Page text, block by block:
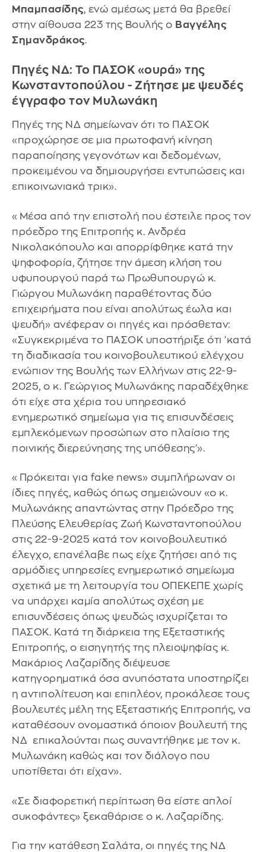
Μπαμπασίδης, ενώ αμέσως μετά θα βρεθεί
στην αίθουσα 223 της Βουλής ο Βαγγέλης
Σημανδράκος.
Πηγές ΝΔ: Το ΠΑΣΟΚ «ουρά» της
Κωνσταντοπούλου - Ζήτησε με ψευδές
έγγραφο τον Μυλωνάκη
Πηγές της ΝΔ σημείωναν ότι το ΠΑΣΟΚ
«προχώρησε σε μια πρωτοφανή κίνηση
παραποίησης γεγονότων και δεδομένων,
προκειμένου να δημιουργήσει εντυπώσεις και
επικοινωνιακά τρικ».
«Μέσα από την επιστολή που έστειλε προς τον
πρόεδρο της Επιτροπής κ. Ανδρέα
Νικολακόπουλο και απορρίφθηκε κατά την
ψηφοφορία, ζήτησε την άμεση κλήση του
υφυπουργού παρά τω Πρωθυπουργώ κ.
Γιώργου Μυλωνάκη παραθέτοντας δύο
επιχειρήματα που είναι απολύτως έωλα και
ψευδή» ανέφεραν οι πηγές και πρόσθεταν:
«Συγκεκριμένα το ΠΑΣΟΚ υποστήριξε ότι 'κατά
τη διαδικασία του κοινοβουλευτικού ελέγχου
ενώπιον της Βουλής των Ελλήνων στις 22-9-
2025, ο κ. Γεώργιος Μυλωνάκης παραδέχθηκε
ότι είχε στα χέρια του υπηρεσιακό
ενημερωτικό σημείωμα για τις επισυνδέσεις
εμπλεκόμενων προσώπων στο πλαίσιο της
ποινικής διερεύνησης της υπόθεσης'».
«Πρόκειται για fake news» συμπλήρωναν οι
ίδιες πηγές, καθώς όπως σημειώνουν «ο κ.
Μυλωνάκης απαντώντας στην Πρόεδρο της
Πλεύσης Ελευθερίας Ζωή Κωνσταντοπούλου
στις 22-9-2025 κατά τον κοινοβουλευτικό
έλεγχο, επανέλαβε πως είχε ζητήσει από τις
αρμόδιες υπηρεσίες ενημερωτικό σημείωμα
σχετικά με τη λειτουργία του ΟΠΕΚΕΠΕ χωρίς
να υπάρχει καμία απολύτως σχέση με
επισυνδέσεις όπως ψευδώς ισχυρίζεται το
ΠΑΣΟΚ. Κατά τη διάρκεια της Εξεταστικής
Επιτροπής, ο εισηγητής της πλειοψηφίας κ.
Μακάριος Λαζαρίδης διέψευσε
κατηγορηματικά όσα ανυπόστατα υποστηρίζει
η αντιπολίτευση και επιπλέον, προκάλεσε τους
βουλευτές μέλη της Εξεταστικής Επιτροπής, να
καταθέσουν ονομαστικά όποιον βουλευτή της
ΝΔ επικαλούνται πως συναντήθηκε με τον κ.
Μυλωνάκη καθώς και τον διάλογο που
υποτίθεται ότι είχαν».
«Σε διαφορετική περίπτωση θα είστε απλοί
συκοφάντες» ξεκαθάρισε ο κ. Λαζαρίδης.
Για την κατάθεση Σαλάτα, οι πηγές της ΝΔ